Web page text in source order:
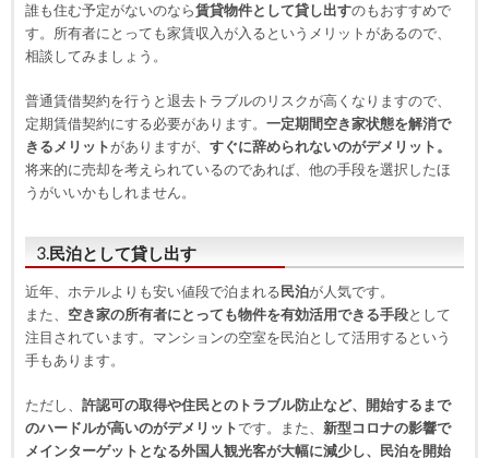
誰も住む予定がないのなら賃貸物件として貸し出すのもおすすめで
す。所有者にとっても家賃収入が入るというメリットがあるので、
相談してみましょう。
普通賃借契約を行うと退去トラブルのリスクが高くなりますので、
定期賃借契約にする必要があります。 一定期間空き家状態を解消で
きるメリット がありますが、 すぐに辞められないのがデメリット。
将来的に売却を考えられているのであれば、他の手段を選択したほ
うがいいかもしれません。
3.民泊として貸し出す
近年、ホテルよりも安い値段で泊まれる民泊が人気です。
また、 空き家の所有者にとっても物件を有効活用できる手段として
注目されています。マンションの空室を民泊として活用するという
手もあります。
ただし、 許認可の取得や住民とのトラブル防止など、開始するまで
のハードルが高いのがデメリットです。また、 新型コロナの影響で
メインターゲットとなる外国人観光客が大幅に減少し、民泊を開始